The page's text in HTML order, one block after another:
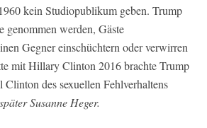
kein Studiopublikum geben. Trump
genommen werden, Gäste
Gegner einschüchtern oder verwirren
mit Hillary Clinton 2016 brachte Trump
des sexuellen Fehlverhaltens
Susanne Heger.